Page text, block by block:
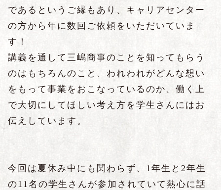
であるというご縁もあり、キャリアセンター
の方から年に数回ご依頼をいただいていま
す！
講義を通して三嶋商事のことを知ってもらう
のはもちろんのこと、われわれがどんな想い
をもって事業をおこなっているのか、働く上
で大切にしてほしい考え方を学生さんにはお
伝えしています。
今回は夏休み中にも関わらず、1年生と2年生
の11名の学生さんが参加されていて熱心に話